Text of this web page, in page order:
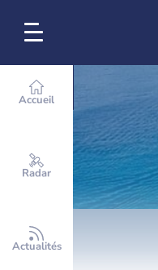
Accueil
Radar
Actualités